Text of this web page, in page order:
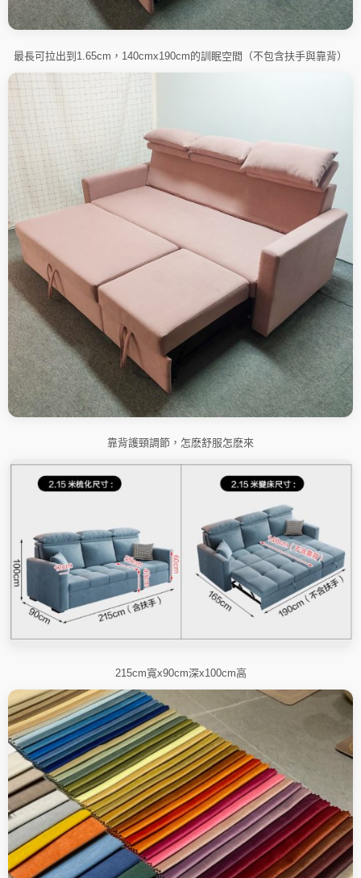
最長可拉出到1.65cm，140cmx190cm的訓眠空間（不包含扶手與靠背）
靠背護頸調節，怎麽舒服怎麽來
215cm寬x90cm深x100cm高